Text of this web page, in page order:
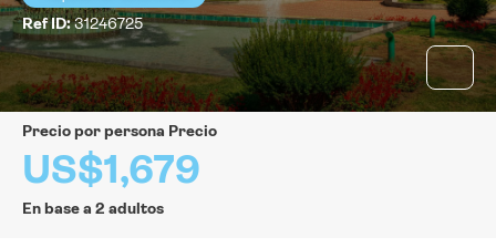
Ref ID:31246725
precio por persona Precio
US$1,679
En base a 2 adultos